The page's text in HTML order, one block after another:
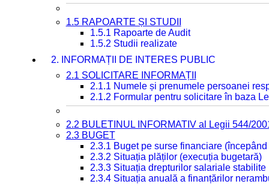
1.5 RAPOARTE ȘI STUDII
1.5.1 Rapoarte de Audit
1.5.2 Studii realizate
2. INFORMAȚII DE INTERES PUBLIC
2.1 SOLICITARE INFORMAȚII
2.1.1 Numele și prenumele persoanei
2.1.2 Formular pentru solicitare în baza
2.2 BULETINUL INFORMATIV al Legii 544/
2.3 BUGET
2.3.1 Buget pe surse financiare
2.3.2 Situația plăților (execuția bugetară)
2.3.3 Situația drepturilor salariale
2.3.4 Situația anuală a finanțărilor